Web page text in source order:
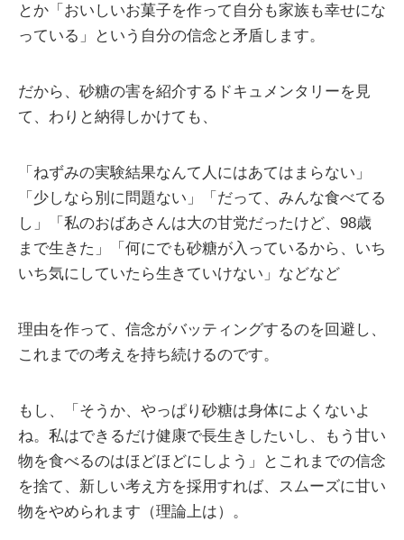
とか「おいしいお菓子を作って自分も家族も幸せにな
っている」という自分の信念と矛盾します。
だから、砂糖の害を紹介するドキュメンタリーを見
て、わりと納得しかけても、
「ねずみの実験結果なんて人にはあてはまらない」
「少しなら別に問題ない」「だって、みんな食べてる
し」「私のおばあさんは大の甘党だったけど、98歳
まで生きた」「何にでも砂糖が入っているから、いち
いち気にしていたら生きていけない」などなど
理由を作って、信念がバッティングするのを回避し、
これまでの考えを持ち続けるのです。
もし、「そうか、やっぱり砂糖は身体によくないよ
ね。私はできるだけ健康で長生きしたいし、もう甘い
物を食べるのはほどほどにしよう」とこれまでの信念
を捨て、新しい考え方を採用すれば、スムーズに甘い
物をやめられます（理論上は）。